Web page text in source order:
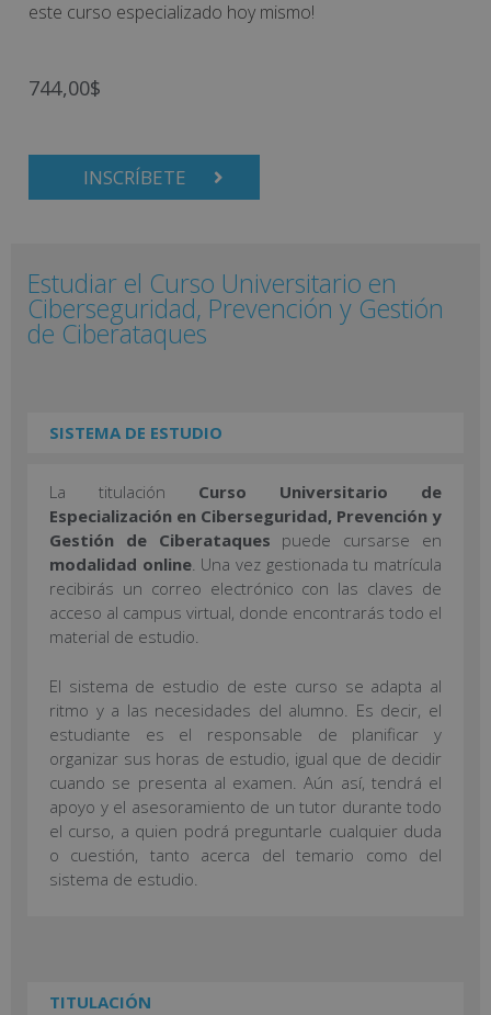
este curso especializado hoy mismo!
744,00$
INSCRÍBETE
Estudiar el Curso Universitario en
Ciberseguridad, Prevención y Gestión
de Ciberataques
SISTEMA DE ESTUDIO
La titulación Curso Universitario de
Especialización en Ciberseguridad, Prevención y
Gestión de Ciberataques puede cursarse en
modalidad online. Una vez gestionada tu matrícula
recibirás un correo electrónico con las claves de
acceso al campus virtual, donde encontrarás todo el
material de estudio.
El sistema de estudio de este curso se adapta al
ritmo y a las necesidades del alumno. Es decir, el
estudiante es el responsable de planificar y
organizar sus horas de estudio, igual que de decidir
cuando se presenta al examen. Aún así, tendrá el
apoyo y el asesoramiento de un tutor durante todo
el curso, a quien podrá preguntarle cualquier duda
o cuestión, tanto acerca del temario como del
sistema de estudio.
TITULACIÓN